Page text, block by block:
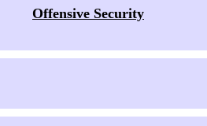
Offensive Security